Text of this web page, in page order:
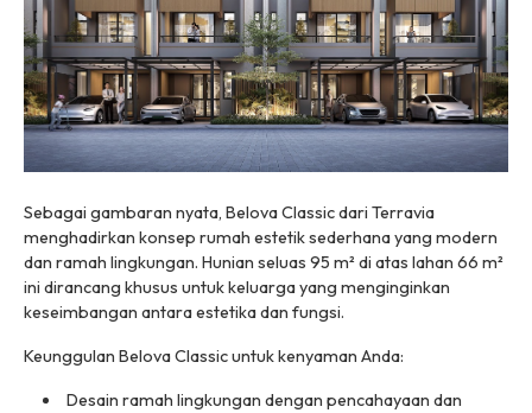
Sebagai gambaran nyata, Belova Classic dari Terravia
menghadirkan konsep rumah estetik sederhana yang modern
dan ramah lingkungan. Hunian seluas 95 m² di atas lahan 66 m²
ini dirancang khusus untuk keluarga yang menginginkan
keseimbangan antara estetika dan fungsi.
Keunggulan Belova Classic untuk kenyaman Anda:
Desain ramah lingkungan dengan pencahayaan dan